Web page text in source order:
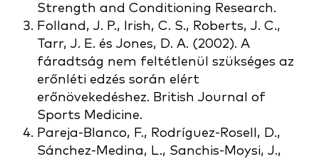
Strength and Conditioning Research.
Folland, J. P., Irish, C. S., Roberts, J. C.,
Tarr, J. E. és Jones, D. A. (2002). A
fáradtság nem feltétlenül szükséges az
erőnléti edzés során elért
erőnövekedéshez. British Journal of
Sports Medicine.
Pareja-Blanco, F., Rodríguez-Rosell, D.,
Sánchez-Medina, L., Sanchis-Moysi, J.,